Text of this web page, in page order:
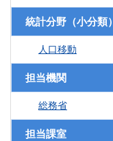
統計分野（小分類）
人口移動
担当機関
総務省
担当課室